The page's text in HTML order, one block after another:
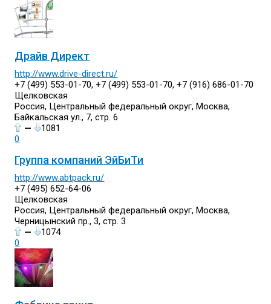
Драйв Директ
http://www.drive-direct.ru/
+7 (499) 553-01-70, +7 (499) 553-01-70, +7 (916) 686-01-70
Щелковская
Россия, Центральный федеральный округ, Москва,
Байкальская ул., 7, стр. 6
—
1081
0
Группа компаний ЭйБиТи
http://www.abtpack.ru/
+7 (495) 652-64-06
Щелковская
Россия, Центральный федеральный округ, Москва,
Черницынский пр., 3, стр. 3
—
1074
0